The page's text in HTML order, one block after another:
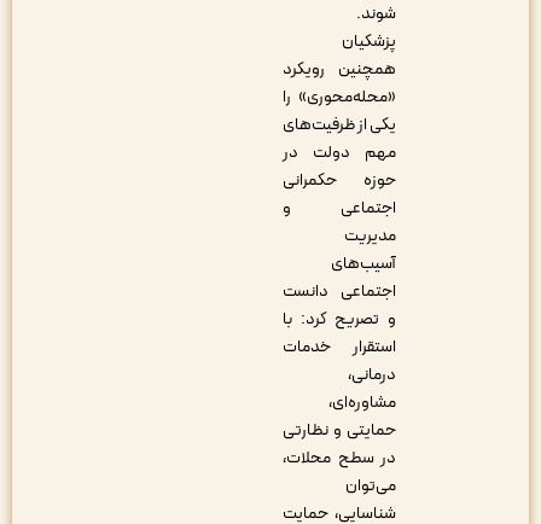
همچنین رویکرد
«محله‌محوری» را
یکی از ظرفیت‌های
مهم دولت در
حوزه حکمرانی
اجتماعی و
آسیب‌های
اجتماعی دانست
و تصریح کرد: با
استقرار خدمات
مشاوره‌ای،
حمایتی و نظارتی
در سطح محلات،
شناسایی، حمایت